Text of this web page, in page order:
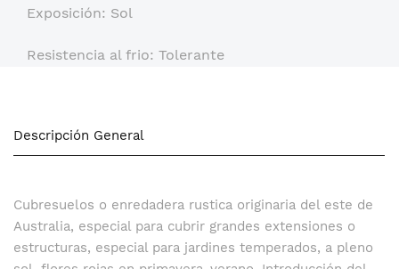
Exposición: Sol
Resistencia al frio: Tolerante
Descripción General
Cubresuelos o enredadera rustica originaria del este de
Australia, especial para cubrir grandes extensiones o
estructuras, especial para jardines temperados, a pleno